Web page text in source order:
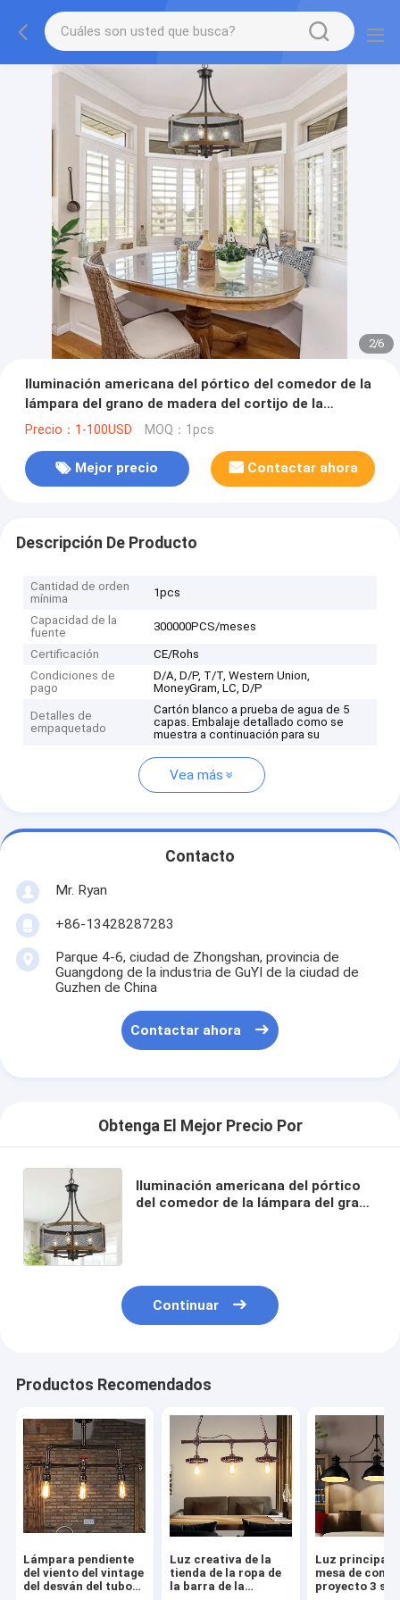
2/6
Iluminación americana del pórtico del comedor de la
lámpara del grano de madera del cortijo de la
lámpara retra industrial del techo (WH-VP-243)
Precio：1-100USD MOQ：1pcs
Mejor precio Contactar ahora
Descripción De Producto
Cantidad de orden
mínima
1pcs
Capacidad de la
fuente
300000PCS/meses
Certificación
CE/Rohs
Condiciones de
pago
D/A, D/P, T/T, Western Union,
MoneyGram, LC, D/P
Detalles de
empaquetado
Cartón blanco a prueba de agua de 5
capas. Embalaje detallado como se
muestra a continuación para su
Vea más
Contacto
Mr. Ryan
+86-13428287283
Parque 4-6, ciudad de Zhongshan, provincia de
Guangdong de la industria de GuYI de la ciudad de
Guzhen de China
Contactar ahora
Obtenga El Mejor Precio Por
Iluminación americana del pórtico
del comedor de la lámpara del grano
Continuar
Productos Recomendados
Lámpara pendiente
del viento del vintage
del desván del tubo
Luz creativa de la
tienda de la ropa de
la barra de la
Luz principal
mesa de
proyecto 3